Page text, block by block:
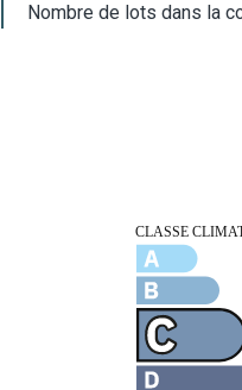
Nombre de lots dans la